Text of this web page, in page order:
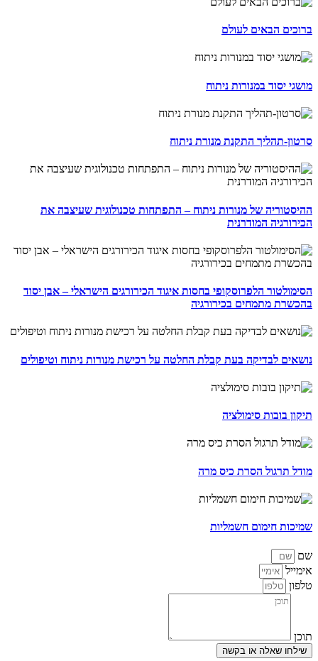
ברוכים הבאים לעולם
מושגי יסוד במנורות ניתוח
סרטון-תהליך התקנת מנורת ניתוח
ההיסטוריה של מנורות ניתוח – התפתחות טכנולוגית שעיצבה את
הכירורגיה המודרנית
הסימולטור הלפרוסקופי בחסות איגוד הכירורגים הישראלי – אבן יסוד
בהכשרת מתמחים בכירורגיה
נושאים לבדיקה בעת קבלת החלטה על רכישת מנורות ניתוח וטיפולים
תיקון בובות סימולציה
מודל תרגול הסרת כיס מרה
שמיכות חימום חשמליות
שם
אימייל
טלפון
תוכן
שילחו שאלה או בקשה